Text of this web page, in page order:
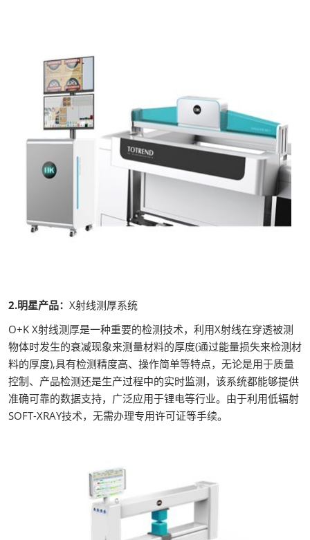
2.明星产品： X射线测厚系统
O+K X射线测厚是一种重要的检测技术，利用X射线在穿透被测
物体时发生的衰减现象来测量材料的厚度(通过能量损失来检测材
料的厚度),具有检测精度高、操作简单等特点，无论是用于质量
控制、产品检测还是生产过程中的实时监测，该系统都能够提供
准确可靠的数据支持，广泛应用于锂电等行业。由于利用低辐射
SOFT-XRAY技术，无需办理专用许可证等手续。